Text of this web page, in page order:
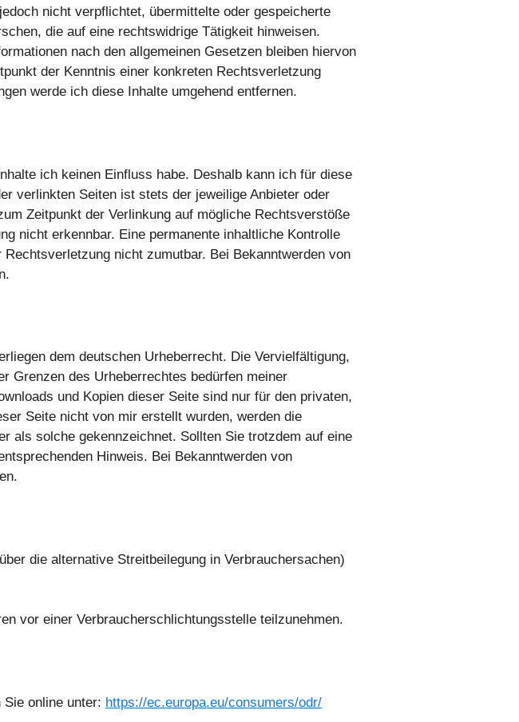
nicht verpflichtet, übermittelte oder gespeicherte
die auf eine rechtswidrige Tätigkeit hinweisen.
nach den allgemeinen Gesetzen bleiben hiervon
der Kenntnis einer konkreten Rechtsverletzung
werde ich diese Inhalte umgehend entfernen.
ich keinen Einfluss habe. Deshalb kann ich für diese
verlinkten Seiten ist stets der jeweilige Anbieter oder
Zeitpunkt der Verlinkung auf mögliche Rechtsverstöße
nicht erkennbar. Eine permanente inhaltliche Kontrolle
nicht zumutbar. Bei Bekanntwerden von
dem deutschen Urheberrecht. Die Vervielfältigung,
Grenzen des Urheberrechtes bedürfen meiner
und Kopien dieser Seite sind nur für den privaten,
Seite nicht von mir erstellt wurden, werden die
als solche gekennzeichnet. Sollten Sie trotzdem auf eine
Hinweis. Bei Bekanntwerden von
die alternative Streitbeilegung in Verbrauchersachen)
vor einer Verbraucherschlichtungsstelle teilzunehmen.
online unter: https://ec.europa.eu/consumers/odr/